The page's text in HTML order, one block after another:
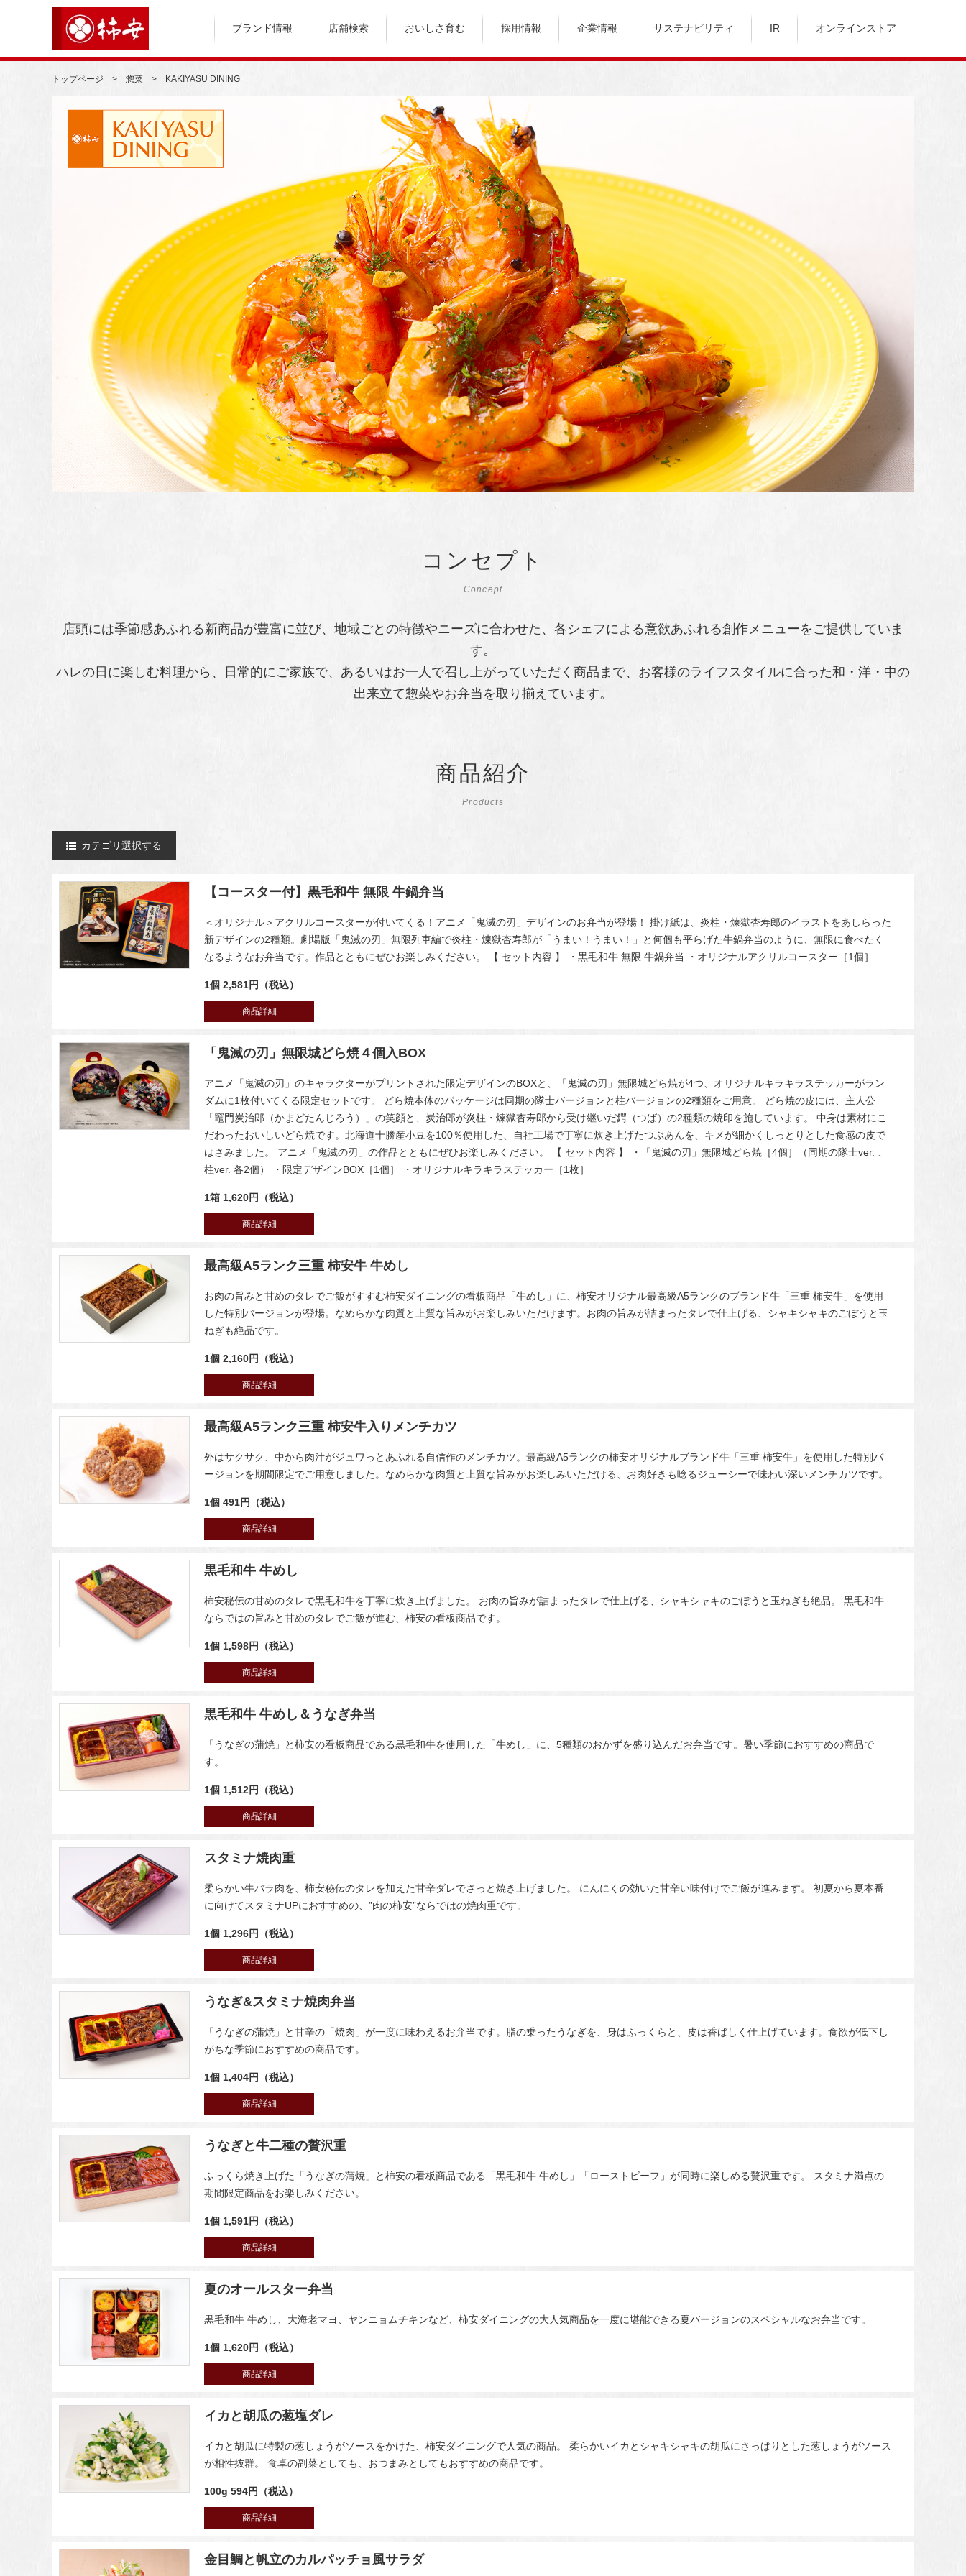
ブランド情報 店舗検索 おいしさ育む 採用情報 企業情報 サステナビリティ IR オンラインストア
トップページ 惣菜 KAKIYASU DINING
コンセプト
Concept
店頭には季節感あふれる新商品が豊富に並び、地域ごとの特徴やニーズに合わせた、各シェフによる意欲あふれる創作メニューをご提供していま
す。
ハレの日に楽しむ料理から、日常的にご家族で、あるいはお一人で召し上がっていただく商品まで、お客様のライフスタイルに合った和・洋・中の
出来立て惣菜やお弁当を取り揃えています。
商品紹介
Products
カテゴリ選択する
【コースター付】黒毛和牛 無限 牛鍋弁当
＜オリジナル＞アクリルコースターが付いてくる！アニメ「鬼滅の刃」デザインのお弁当が登場！ 掛け紙は、炎柱・煉獄杏寿郎のイラストをあしらった
新デザインの2種類。劇場版「鬼滅の刃」無限列車編で炎柱・煉獄杏寿郎が「うまい！うまい！」と何個も平らげた牛鍋弁当のように、無限に食べたく
なるようなお弁当です。作品とともにぜひお楽しみください。 【 セット内容 】 ・黒毛和牛 無限 牛鍋弁当 ・オリジナルアクリルコースター［1個］
1個 2,581円（税込）
商品詳細
「鬼滅の刃」無限城どら焼４個入BOX
アニメ「鬼滅の刃」のキャラクターがプリントされた限定デザインのBOXと、「鬼滅の刃」無限城どら焼が4つ、オリジナルキラキラステッカーがラン
ダムに1枚付いてくる限定セットです。 どら焼本体のパッケージは同期の隊士バージョンと柱バージョンの2種類をご用意。 どら焼の皮には、主人公
「竈門炭治郎（かまどたんじろう）」の笑顔と、炭治郎が炎柱・煉獄杏寿郎から受け継いだ鍔（つば）の2種類の焼印を施しています。 中身は素材にこ
だわったおいしいどら焼です。北海道十勝産小豆を100％使用した、自社工場で丁寧に炊き上げたつぶあんを、キメが細かくしっとりとした食感の皮で
はさみました。 アニメ「鬼滅の刃」の作品とともにぜひお楽しみください。 【 セット内容 】 ・「鬼滅の刃」無限城どら焼［4個］（同期の隊士ver. 、
柱ver. 各2個） ・限定デザインBOX［1個］ ・オリジナルキラキラステッカー［1枚］
1箱 1,620円（税込）
商品詳細
最高級A5ランク三重 柿安牛 牛めし
お肉の旨みと甘めのタレでご飯がすすむ柿安ダイニングの看板商品「牛めし」に、柿安オリジナル最高級A5ランクのブランド牛「三重 柿安牛」を使用
した特別バージョンが登場。なめらかな肉質と上質な旨みがお楽しみいただけます。お肉の旨みが詰まったタレで仕上げる、シャキシャキのごぼうと玉
ねぎも絶品です。
1個 2,160円（税込）
商品詳細
最高級A5ランク三重 柿安牛入りメンチカツ
外はサクサク、中から肉汁がジュワっとあふれる自信作のメンチカツ。最高級A5ランクの柿安オリジナルブランド牛「三重 柿安牛」を使用した特別バ
ージョンを期間限定でご用意しました。なめらかな肉質と上質な旨みがお楽しみいただける、お肉好きも唸るジューシーで味わい深いメンチカツです。
1個 491円（税込）
商品詳細
黒毛和牛 牛めし
柿安秘伝の甘めのタレで黒毛和牛を丁寧に炊き上げました。 お肉の旨みが詰まったタレで仕上げる、シャキシャキのごぼうと玉ねぎも絶品。 黒毛和牛
ならではの旨みと甘めのタレでご飯が進む、柿安の看板商品です。
1個 1,598円（税込）
商品詳細
黒毛和牛 牛めし＆うなぎ弁当
「うなぎの蒲焼」と柿安の看板商品である黒毛和牛を使用した「牛めし」に、5種類のおかずを盛り込んだお弁当です。暑い季節におすすめの商品で
す。
1個 1,512円（税込）
商品詳細
スタミナ焼肉重
柔らかい牛バラ肉を、柿安秘伝のタレを加えた甘辛ダレでさっと焼き上げました。 にんにくの効いた甘辛い味付けでご飯が進みます。 初夏から夏本番
に向けてスタミナUPにおすすめの、”肉の柿安”ならではの焼肉重です。
1個 1,296円（税込）
商品詳細
うなぎ&スタミナ焼肉弁当
「うなぎの蒲焼」と甘辛の「焼肉」が一度に味わえるお弁当です。脂の乗ったうなぎを、身はふっくらと、皮は香ばしく仕上げています。食欲が低下し
がちな季節におすすめの商品です。
1個 1,404円（税込）
商品詳細
うなぎと牛二種の贅沢重
ふっくら焼き上げた「うなぎの蒲焼」と柿安の看板商品である「黒毛和牛 牛めし」「ローストビーフ」が同時に楽しめる贅沢重です。 スタミナ満点の
期間限定商品をお楽しみください。
1個 1,591円（税込）
商品詳細
夏のオールスター弁当
黒毛和牛 牛めし、大海老マヨ、ヤンニョムチキンなど、柿安ダイニングの大人気商品を一度に堪能できる夏バージョンのスペシャルなお弁当です。
1個 1,620円（税込）
商品詳細
イカと胡瓜の葱塩ダレ
イカと胡瓜に特製の葱しょうがソースをかけた、柿安ダイニングで人気の商品。 柔らかいイカとシャキシャキの胡瓜にさっぱりとした葱しょうがソース
が相性抜群。 食卓の副菜としても、おつまみとしてもおすすめの商品です。
100g 594円（税込）
商品詳細
金目鯛と帆立のカルパッチョ風サラダ